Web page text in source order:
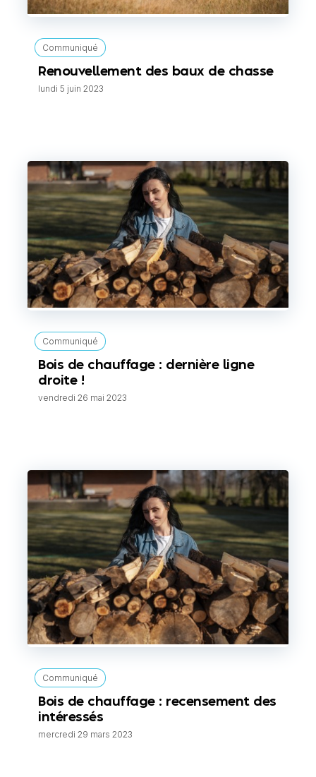
Communiqué
Renouvellement des baux de chasse
lundi 5 juin 2023
Communiqué
Bois de chauffage : dernière ligne
droite !
vendredi 26 mai 2023
Communiqué
Bois de chauffage : recensement des
intéressés
mercredi 29 mars 2023